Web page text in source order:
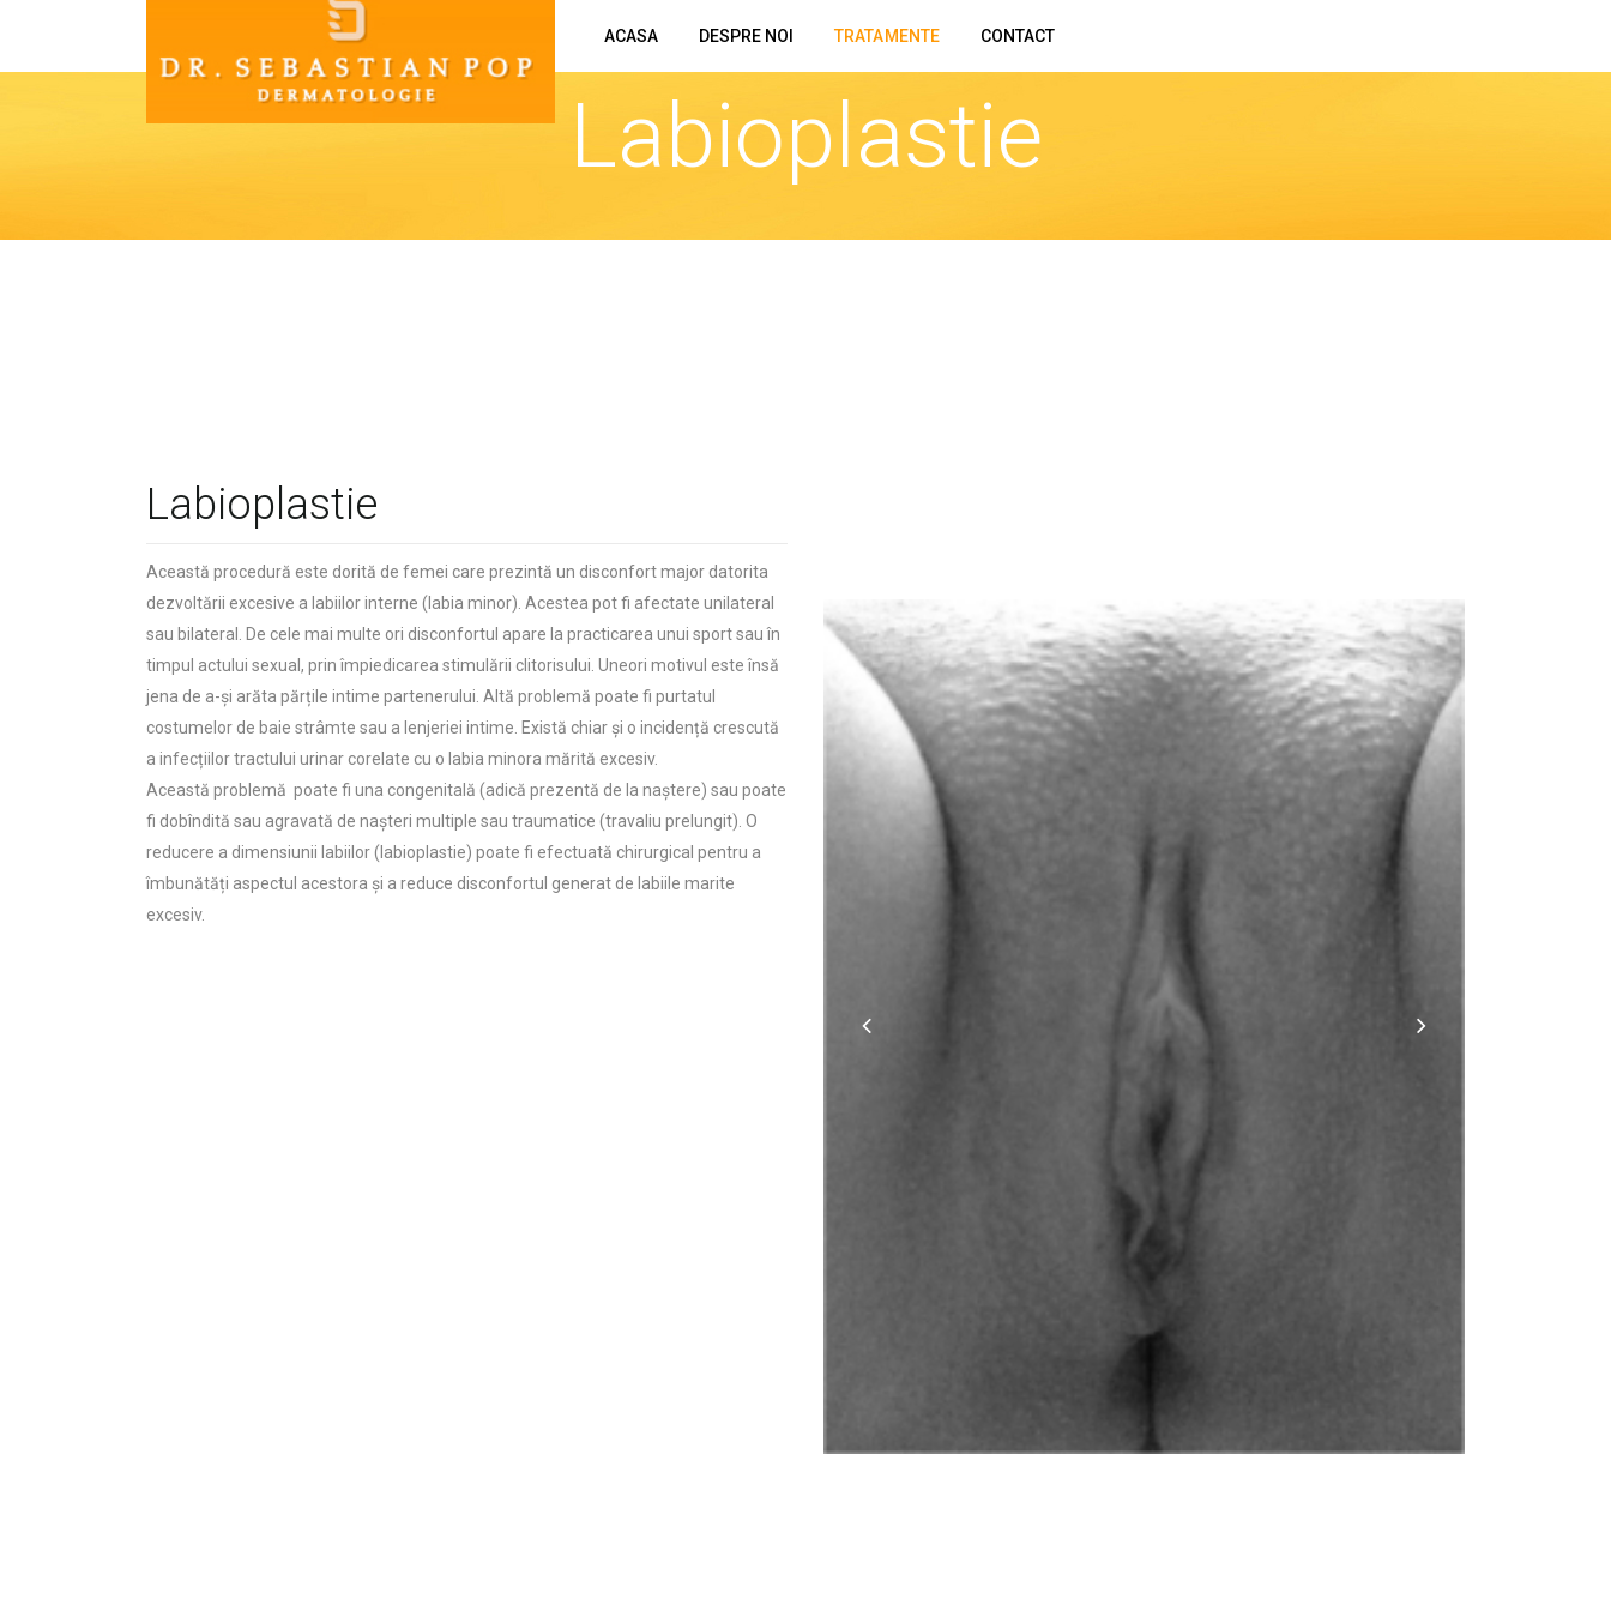
ACASA DESPRE NOI TRATAMENTE CONTACT
Labioplastie
Labioplastie
Această procedură este dorită de femei care prezintă un disconfort major datorita
dezvoltării excesive a labiilor interne (labia minor). Acestea pot fi afectate unilateral
sau bilateral. De cele mai multe ori disconfortul apare la practicarea unui sport sau în
timpul actului sexual, prin împiedicarea stimulării clitorisului. Uneori motivul este însă
jena de a-și arăta părțile intime partenerului. Altă problemă poate fi purtatul
costumelor de baie strâmte sau a lenjeriei intime. Există chiar și o incidență crescută
a infecțiilor tractului urinar corelate cu o labia minora mărită excesiv.
Această problemă poate fi una congenitală (adică prezentă de la naștere) sau poate
fi dobîndită sau agravată de nașteri multiple sau traumatice (travaliu prelungit). O
reducere a dimensiunii labiilor (labioplastie) poate fi efectuată chirurgical pentru a
îmbunătăți aspectul acestora și a reduce disconfortul generat de labiile marite
excesiv.